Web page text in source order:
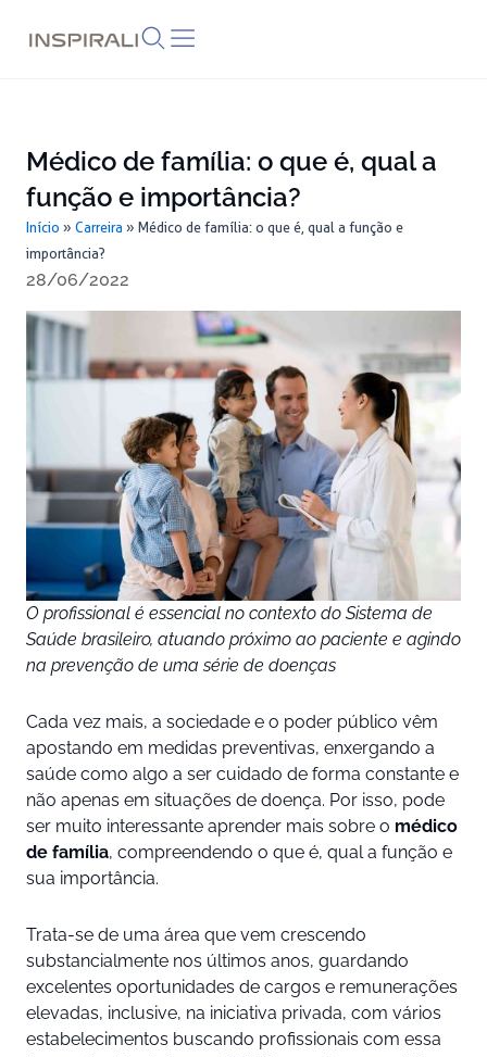
Médico de família: o que é, qual a
função e importância?
Início » Carreira » Médico de família: o que é, qual a função e
importância?
28/06/2022
O profissional é essencial no contexto do Sistema de
Saúde brasileiro, atuando próximo ao paciente e agindo
na prevenção de uma série de doenças
Cada vez mais, a sociedade e o poder público vêm
apostando em medidas preventivas, enxergando a
saúde como algo a ser cuidado de forma constante e
não apenas em situações de doença. Por isso, pode
ser muito interessante aprender mais sobre o médico
de família, compreendendo o que é, qual a função e
sua importância.
Trata-se de uma área que vem crescendo
substancialmente nos últimos anos, guardando
excelentes oportunidades de cargos e remunerações
elevadas, inclusive, na iniciativa privada, com vários
estabelecimentos buscando profissionais com essa